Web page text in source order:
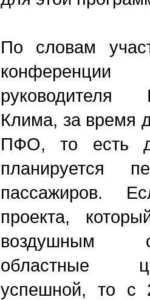
По словам
руководителя
Клима, за время
ПФО, то есть
планируется
пассажиров.
проекта,
воздушным
областные
успешной, то с